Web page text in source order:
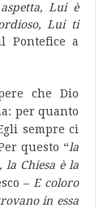
Lui è
Lui ti
Pontefice a
che Dio
per quanto
sempre ci
questo “la
Chiesa è la
– E coloro
in essa